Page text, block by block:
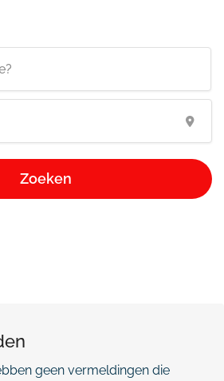
Zoeken
geen vermeldingen die